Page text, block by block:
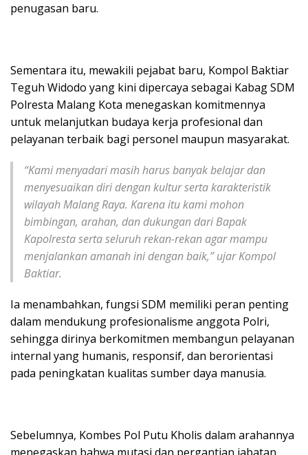
penugasan baru.
Sementara itu, mewakili pejabat baru, Kompol Baktiar
Teguh Widodo yang kini dipercaya sebagai Kabag SDM
Polresta Malang Kota menegaskan komitmennya
untuk melanjutkan budaya kerja profesional dan
pelayanan terbaik bagi personel maupun masyarakat.
“Kami menyadari masih harus banyak belajar dan
menyesuaikan diri dengan kultur serta karakteristik
wilayah Malang Raya. Karena itu kami mohon
bimbingan, arahan, dan dukungan dari Bapak
Kapolresta serta seluruh rekan-rekan agar mampu
menjalankan amanah ini dengan baik,” ujar Kompol
Baktiar.
Ia menambahkan, fungsi SDM memiliki peran penting
dalam mendukung profesionalisme anggota Polri,
sehingga dirinya berkomitmen membangun pelayanan
internal yang humanis, responsif, dan berorientasi
pada peningkatan kualitas sumber daya manusia.
Sebelumnya, Kombes Pol Putu Kholis dalam arahannya